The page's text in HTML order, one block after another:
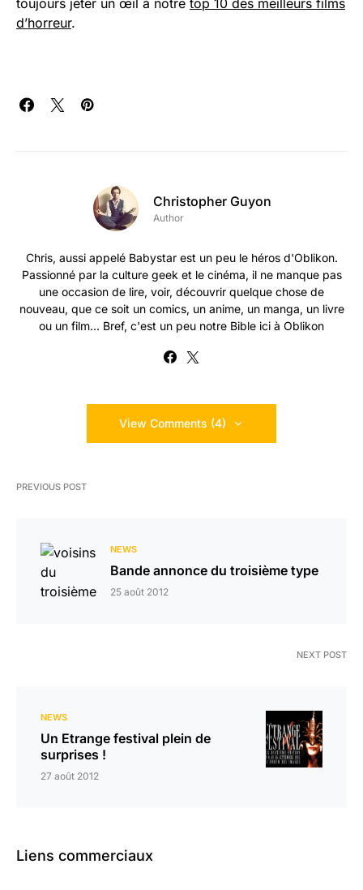
d’horreur.
Christopher Guyon
Author
Chris, aussi appelé Babystar est un peu le héros d'Oblikon.
Passionné par la culture geek et le cinéma, il ne manque pas
une occasion de lire, voir, découvrir quelque chose de
nouveau, que ce soit un comics, un anime, un manga, un livre
ou un film... Bref, c'est un peu notre Bible ici à Oblikon
View Comments (4)
PREVIOUS POST
NEWS
Bande annonce du troisième type
25 août 2012
NEXT POST
NEWS
Un Etrange festival plein de
surprises !
27 août 2012
Liens commerciaux